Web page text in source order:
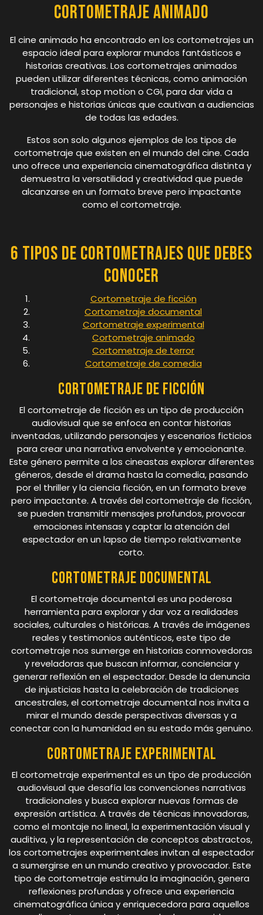
Cortometraje Animado
El cine animado ha encontrado en los cortometrajes un
espacio ideal para explorar mundos fantásticos e
historias creativas. Los cortometrajes animados
pueden utilizar diferentes técnicas, como animación
tradicional, stop motion o CGI, para dar vida a
personajes e historias únicas que cautivan a audiencias
de todas las edades.
Estos son solo algunos ejemplos de los tipos de
cortometraje que existen en el mundo del cine. Cada
uno ofrece una experiencia cinematográfica distinta y
demuestra la versatilidad y creatividad que puede
alcanzarse en un formato breve pero impactante
como el cortometraje.
6 Tipos de Cortometrajes que Debes
Conocer
Cortometraje de ficción
Cortometraje documental
Cortometraje experimental
Cortometraje animado
Cortometraje de terror
Cortometraje de comedia
Cortometraje de ficción
El cortometraje de ficción es un tipo de producción
audiovisual que se enfoca en contar historias
inventadas, utilizando personajes y escenarios ficticios
para crear una narrativa envolvente y emocionante.
Este género permite a los cineastas explorar diferentes
géneros, desde el drama hasta la comedia, pasando
por el thriller y la ciencia ficción, en un formato breve
pero impactante. A través del cortometraje de ficción,
se pueden transmitir mensajes profundos, provocar
emociones intensas y captar la atención del
espectador en un lapso de tiempo relativamente
corto.
Cortometraje documental
El cortometraje documental es una poderosa
herramienta para explorar y dar voz a realidades
sociales, culturales o históricas. A través de imágenes
reales y testimonios auténticos, este tipo de
cortometraje nos sumerge en historias conmovedoras
y reveladoras que buscan informar, concienciar y
generar reflexión en el espectador. Desde la denuncia
de injusticias hasta la celebración de tradiciones
ancestrales, el cortometraje documental nos invita a
mirar el mundo desde perspectivas diversas y a
conectar con la humanidad en su estado más genuino.
Cortometraje experimental
El cortometraje experimental es un tipo de producción
audiovisual que desafía las convenciones narrativas
tradicionales y busca explorar nuevas formas de
expresión artística. A través de técnicas innovadoras,
como el montaje no lineal, la experimentación visual y
auditiva, y la representación de conceptos abstractos,
los cortometrajes experimentales invitan al espectador
a sumergirse en un mundo creativo y provocador. Este
tipo de cortometraje estimula la imaginación, genera
reflexiones profundas y ofrece una experiencia
cinematográfica única y enriquecedora para aquellos